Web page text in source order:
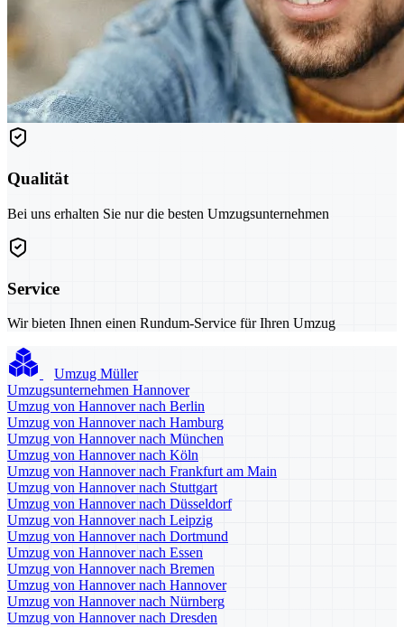
Qualität
Bei uns erhalten Sie nur die besten Umzugsunternehmen
Service
Wir bieten Ihnen einen Rundum-Service für Ihren Umzug
Umzug Müller
Umzugsunternehmen Hannover
Umzug von Hannover nach Berlin
Umzug von Hannover nach Hamburg
Umzug von Hannover nach München
Umzug von Hannover nach Köln
Umzug von Hannover nach Frankfurt am Main
Umzug von Hannover nach Stuttgart
Umzug von Hannover nach Düsseldorf
Umzug von Hannover nach Leipzig
Umzug von Hannover nach Dortmund
Umzug von Hannover nach Essen
Umzug von Hannover nach Bremen
Umzug von Hannover nach Hannover
Umzug von Hannover nach Nürnberg
Umzug von Hannover nach Dresden